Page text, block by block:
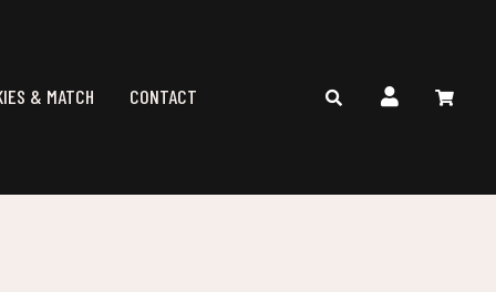
& MATCH CONTACT